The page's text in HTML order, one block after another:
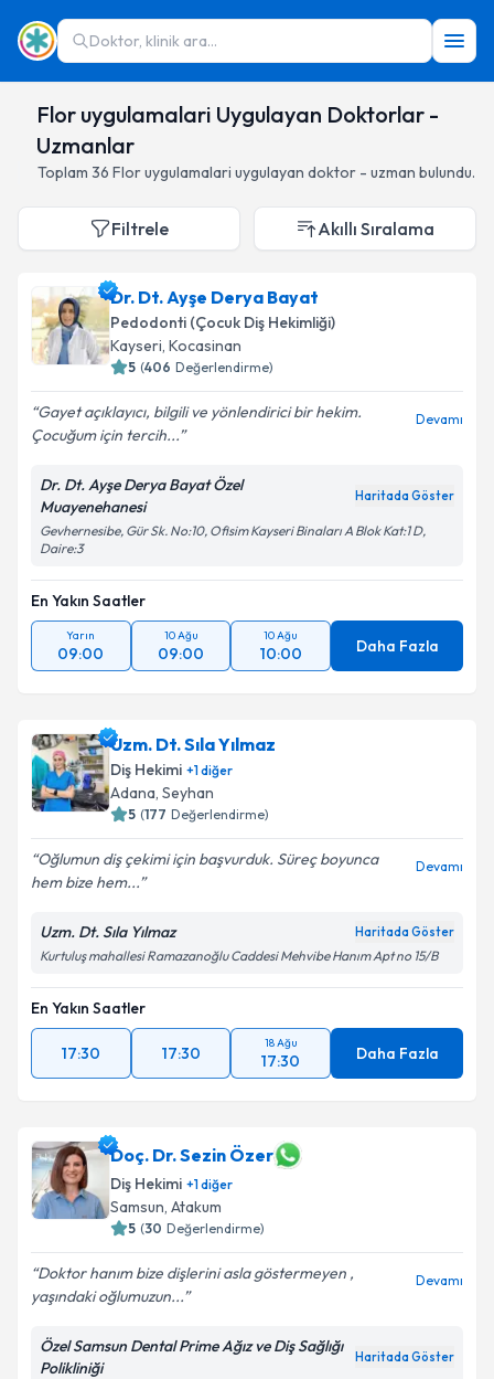
Doktor, klinik ara...
Flor uygulamalari Uygulayan Doktorlar -
Uzmanlar
Toplam 36 Flor uygulamalari uygulayan doktor - uzman bulundu.
Filtrele Akıllı Sıralama
Dr. Dt. Ayşe Derya Bayat
Pedodonti (Çocuk Diş Hekimliği)
Kayseri, Kocasinan
5 (406 Değerlendirme)
Gayet açıklayıcı, bilgili ve yönlendirici bir hekim.
Çocuğum için tercih...
Devamı
Dr. Dt. Ayşe Derya Bayat Özel
Muayenehanesi
Haritada Göster
Gevhernesibe, Gür Sk. No:10, Ofisim Kayseri Binaları A Blok Kat:1 D,
Daire:3
En Yakın Saatler
Yarın
09:00
10 Ağu
09:00
10 Ağu
10:00 Daha Fazla
Uzm. Dt. Sıla Yılmaz
Diş Hekimi +1diğer
Adana, Seyhan
5 (177 Değerlendirme)
Oğlumun diş çekimi için başvurduk. Süreç boyunca
hem bize hem...
Devamı
Uzm. Dt. Sıla Yılmaz Haritada Göster
Kurtuluş mahallesi Ramazanoğlu Caddesi Mehvibe Hanım Apt no 15/B
En Yakın Saatler
17:30 17:30
18 Ağu
17:30 Daha Fazla
Doç. Dr. Sezin Özer
Diş Hekimi +1diğer
Samsun, Atakum
5 (30 Değerlendirme)
Doktor hanım bize dişlerini asla göstermeyen ,
yaşındaki oğlumuzun...
Devamı
Özel Samsun Dental Prime Ağız ve Diş Sağlığı
Polikliniği
Haritada Göster